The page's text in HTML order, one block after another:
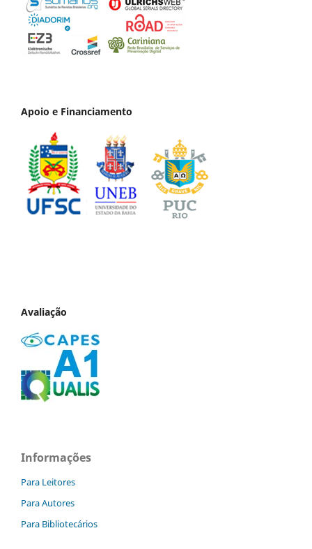
Apoio e Financiamento
Avaliação
Informações
Para Leitores
Para Autores
Para Bibliotecários